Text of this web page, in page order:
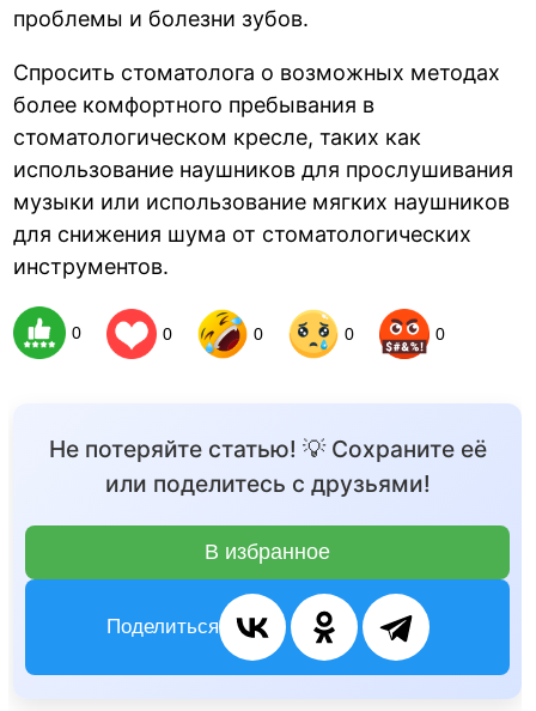
проблемы и болезни зубов.
Спросить стоматолога о возможных методах
более комфортного пребывания в
стоматологическом кресле, таких как
использование наушников для прослушивания
музыки или использование мягких наушников
для снижения шума от стоматологических
инструментов.
0 0 0 0 0
Не потеряйте статью! 💡 Сохраните её
или поделитесь с друзьями!
В избранное
Поделиться